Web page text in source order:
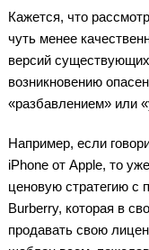
Кажется, что
чуть менее
версий
возникновению
«разбавлением» или
Например, если
iPhone от Apple, то
ценовую стратегию с
Burberry, которая в
продавать свою